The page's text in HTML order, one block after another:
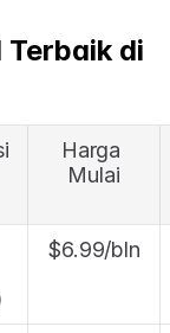
di
Harga
Mulai
$6.99/bln